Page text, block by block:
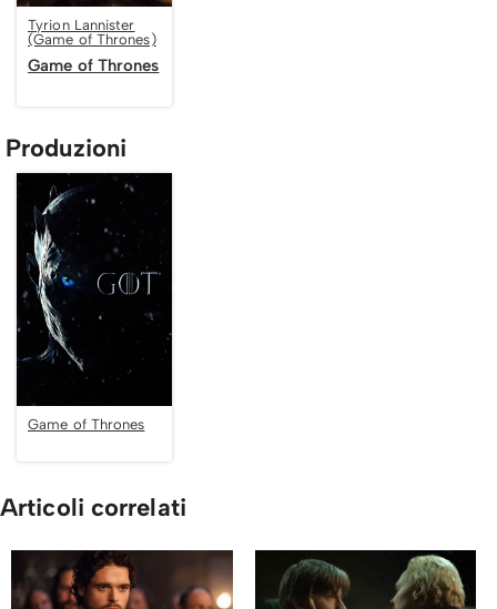
Tyrion Lannister
(Game of Thrones)
Game of Thrones
Produzioni
Game of Thrones
Articoli correlati